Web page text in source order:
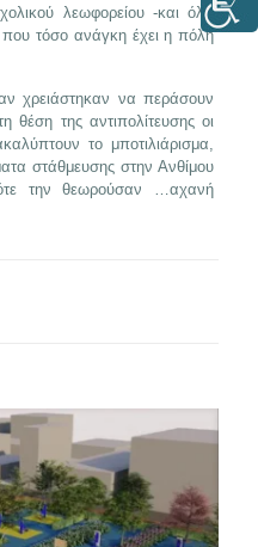
λεωφορείου -και όλα
τόσο ανάγκη έχει η πόλη
χρειάστηκαν να περάσουν
θέση της αντιπολίτευσης οι
το μποτιλιάρισμα,
στάθμευσης στην Ανθίμου
την θεωρούσαν …αχανή